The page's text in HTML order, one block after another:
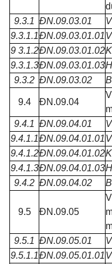
9.3.1 ĐN.09.03.01
9.3.1.1ĐN.09.03.01.01
9 3.1.2ĐN.09.03.01.02
9.3.1.3ĐN.09.03.01.03
9.3.2 ĐN.09.03.02
9.4 ĐN.09.04
9.4.1 ĐN.09.04.01
9.4.1.1ĐN.09.04.01.01
9.4.1.2ĐN.09.04.01.02
9.4.1.3ĐN.09.04.01.03
9.4.2 ĐN.09.04.02
9.5 ĐN.09.05
9.5.1 ĐN.09.05.01
9.5.1.1ĐN.09.05.01.01